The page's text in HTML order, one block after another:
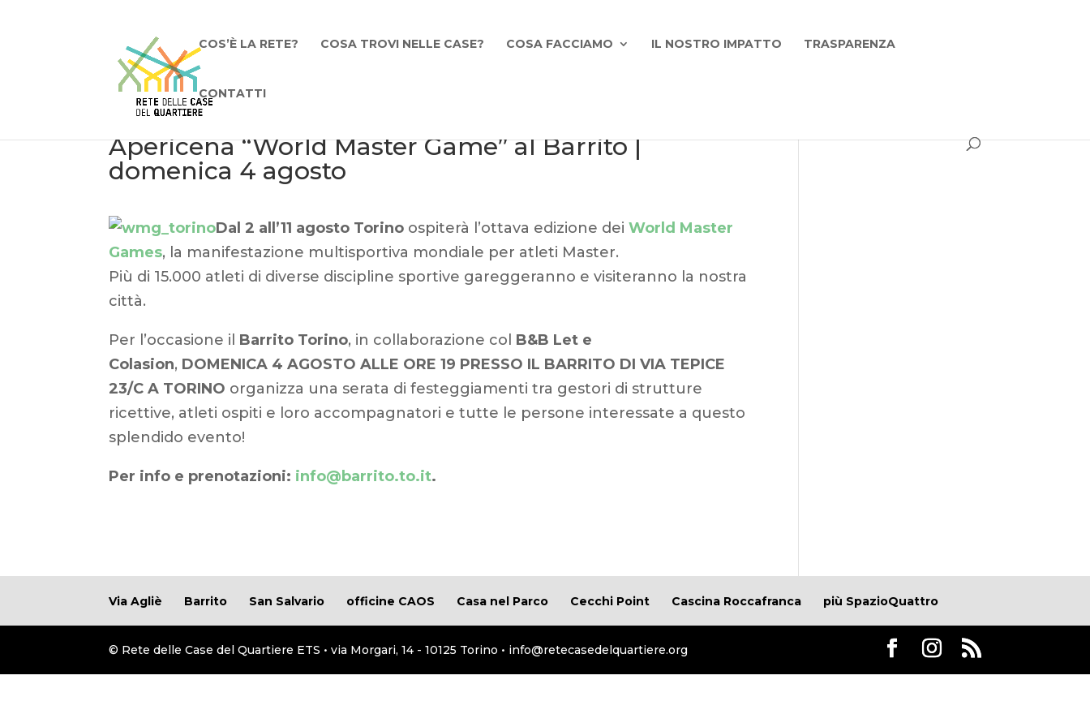
COS’È LA RETE? COSA TROVI NELLE CASE? COSA FACCIAMO IL NOSTRO IMPATTO TRASPARENZA
CONTATTI
Apericena “World Master Game” al Barrito |
domenica 4 agosto
Dal 2 all’11 agosto Torino ospiterà l’ottava edizione deiWorld Master
Games, la manifestazione multisportiva mondiale per atleti Master.
Più di 15.000 atleti di diverse discipline sportive gareggeranno e visiteranno la nostra
città.
Per l’occasione il Barrito Torino, in collaborazione col B&B Let e
Colasion, DOMENICA 4 AGOSTO ALLE ORE 19 PRESSO IL BARRITO DI VIA TEPICE
23/C A TORINO organizza una serata di festeggiamenti tra gestori di strutture
ricettive, atleti ospiti e loro accompagnatori e tutte le persone interessate a questo
splendido evento!
Per info e prenotazioni: info@barrito.to.it.
Via Agliè Barrito San Salvario officine CAOS Casa nel Parco Cecchi Point Cascina Roccafranca più SpazioQuattro
© Rete delle Case del Quartiere ETS • via Morgari, 14 - 10125 Torino • info@retecasedelquartiere.org